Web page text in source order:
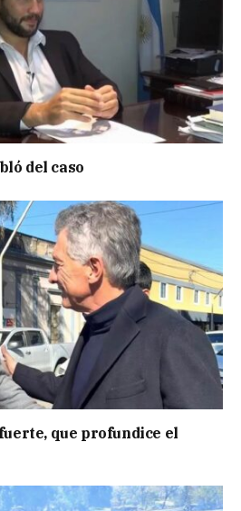
del caso
que profundice el